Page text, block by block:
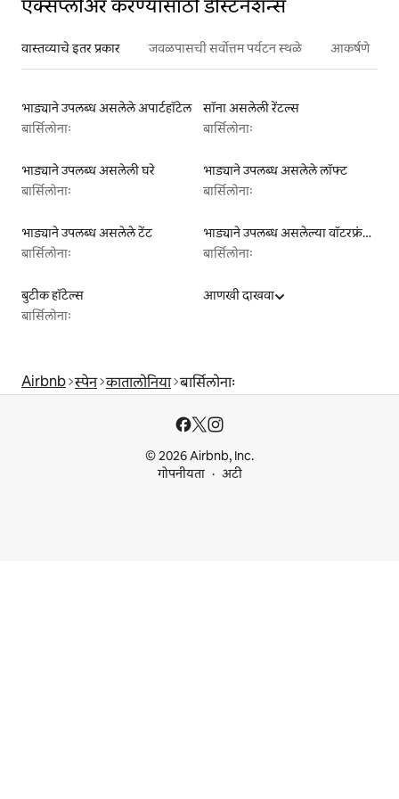
एक्सप्लोअर करण्यासाठी डेस्टिनेशन्स
वास्तव्याचे इतर प्रकार जवळपासची सर्वोत्तम पर्यटन स्थळे आकर्षणे
भाड्याने उपलब्ध असलेले अपार्टहॉटेल
बार्सिलोनाः
सॉना असलेली रेंटल्स
बार्सिलोनाः
भाड्याने उपलब्ध असलेली घरे
बार्सिलोनाः
भाड्याने उपलब्ध असलेले लॉफ्ट
बार्सिलोनाः
भाड्याने उपलब्ध असलेले टेंट
बार्सिलोनाः
भाड्याने उपलब्ध असलेल्या वॉटरफ्रंट लिस्टिंग्ज
बार्सिलोनाः
बुटीक हॉटेल्स
बार्सिलोनाः
आणखी दाखवा
Airbnb स्पेन कातालोनिया बार्सिलोनाः
© 2026 Airbnb, Inc.
गोपनीयता
अटी